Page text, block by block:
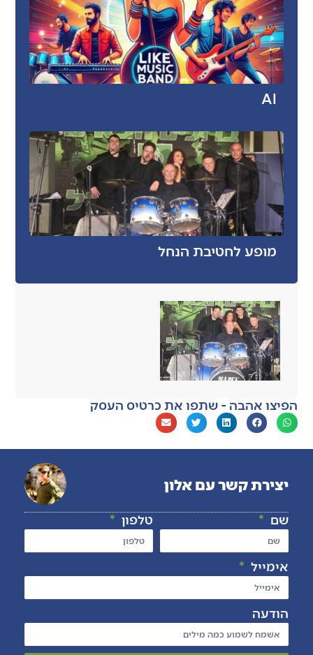
AI
מופע לחטיבת הנחל
הפיצו אהבה - שתפו את כרטיס העסק
יצירת קשר עם אלון
שם טלפון
אימייל
הודעה